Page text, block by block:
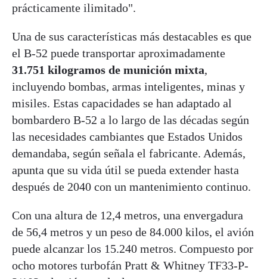
prácticamente ilimitado".
Una de sus características más destacables es que
el B-52 puede transportar aproximadamente
31.751 kilogramos de munición mixta,
incluyendo bombas, armas inteligentes, minas y
misiles. Estas capacidades se han adaptado al
bombardero B-52 a lo largo de las décadas según
las necesidades cambiantes que Estados Unidos
demandaba, según señala el fabricante. Además,
apunta que su vida útil se pueda extender hasta
después de 2040 con un mantenimiento continuo.
Con una altura de 12,4 metros, una envergadura
de 56,4 metros y un peso de 84.000 kilos, el avión
puede alcanzar los 15.240 metros. Compuesto por
ocho motores turbofán Pratt & Whitney TF33-P-